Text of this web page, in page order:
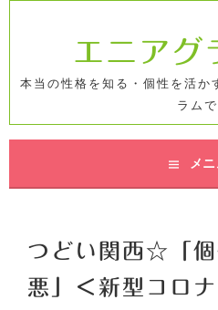
ス
ッ
エニアグ
本当の性格を知る・個性を活か
ラム
メ
つどい関西☆「
悪」＜新型コロ